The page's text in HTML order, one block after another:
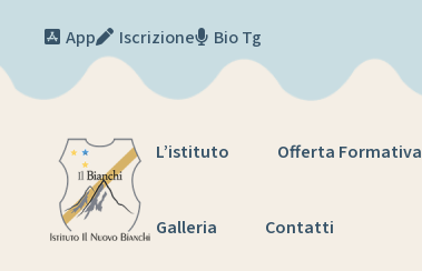
App
Iscrizione Bio Tg
L’istituto Offerta Formativa
Galleria Contatti